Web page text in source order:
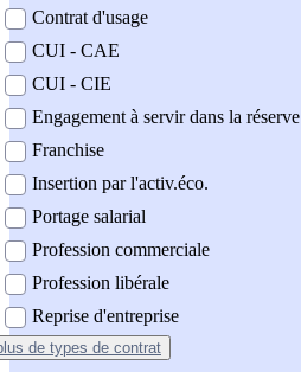
Contrat d'usage
CUI - CAE
CUI - CIE
Engagement à servir dans la réserve
Franchise
Insertion par l'activ.éco.
Portage salarial
Profession commerciale
Profession libérale
Reprise d'entreprise
de types de contrat